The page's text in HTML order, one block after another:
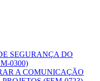
SEGURANÇA DO
0300)
A COMUNICAÇÃO